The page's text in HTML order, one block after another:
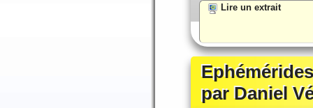
Lire un extrait
par Daniel